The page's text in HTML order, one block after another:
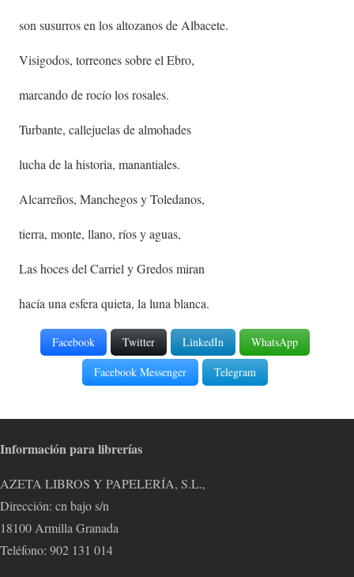
son susurros en los altozanos de Albacete.
Visigodos, torreones sobre el Ebro,
marcando de rocío los rosales.
Turbante, callejuelas de almohades
lucha de la historia, manantiales.
Alcarreños, Manchegos y Toledanos,
tierra, monte, llano, ríos y aguas,
Las hoces del Carriel y Gredos miran
hacía una esfera quieta, la luna blanca.
Facebook Twitter LinkedIn
WhatsApp
Facebook Messenger
Telegram
Información para librerías
AZETA LIBROS Y PAPELERÍA, S.L.,
Dirección: cn bajo s/n
18100 Armilla Granada
Teléfono: 902 131 014